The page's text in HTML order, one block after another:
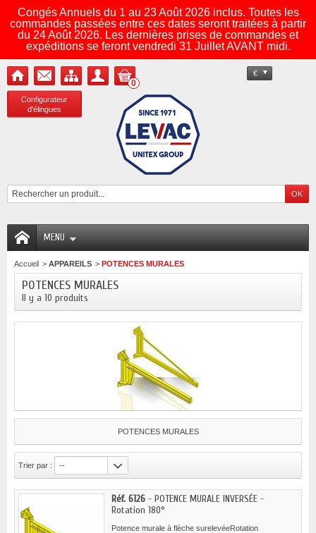
Congés Annuels du 1 au 23 Août 2026 inclus. Toutes les
commandes passées entre ces dates seront traitées à partir
du 24 Août 2026. Les dernières prises de commandes et
expéditions se feront vendredi 31 Juillet AVANT midi.
Configurateur
d'élingues
€
0
MENU
Accueil > APPAREILS > POTENCES MURALES
POTENCES MURALES
Il y a 10 produits
POTENCES MURALES
Trier par : --
Réf. 6126 - POTENCE MURALE INVERSÉE -
Rotation 180°
Potence murale à flèche surelevéeRotation